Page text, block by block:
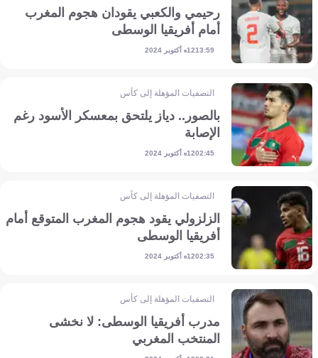
رحيمي​​​​​​​ والكعبي يقودان هجوم المغرب
أمام أفريقيا الوسطى
13:5912 أكتوبر 2024
التصفيات المؤهلة إلى كأس أمم إفريقيا
بالصور.. دياز يلتحق بمعسكر الأسود رغم
الإصابة
02:4512 أكتوبر 2024
التصفيات المؤهلة إلى كأس أمم إفريقيا
الزلزولي يقود هجوم المغرب المتوقع أمام
أفريقيا الوسطى
02:3512 أكتوبر 2024
التصفيات المؤهلة إلى كأس أمم إفريقيا
مدرب أفريقيا الوسطى: لا نخشى
المنتخب المغربي